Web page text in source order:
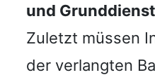
und
Zuletzt müssen
der verlangten